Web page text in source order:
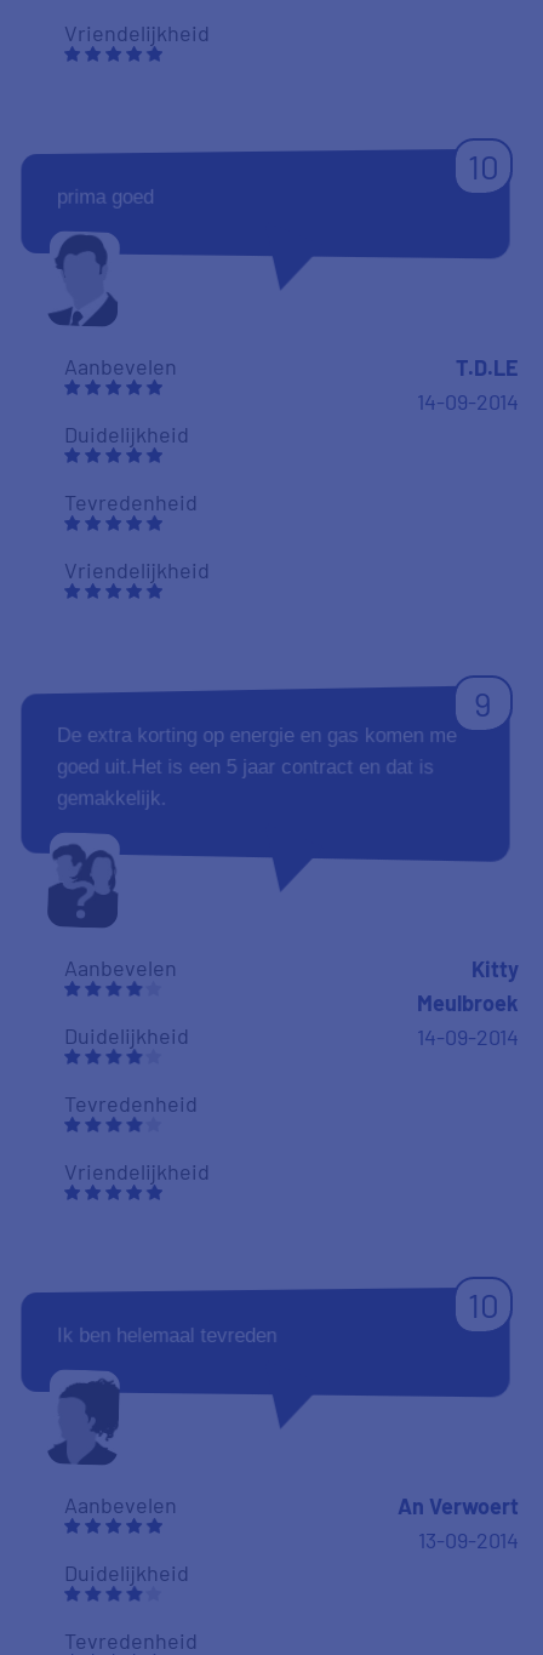
Vriendelijkheid
10
prima goed
Aanbevelen
Duidelijkheid
Tevredenheid
Vriendelijkheid
T.D.LE
14-09-2014
9
De extra korting op energie en gas komen me
goed uit.Het is een 5 jaar contract en dat is
gemakkelijk.
Aanbevelen
Duidelijkheid
Tevredenheid
Vriendelijkheid
Kitty
Meulbroek
14-09-2014
10
Ik ben helemaal tevreden
Aanbevelen
Duidelijkheid
Tevredenheid
An Verwoert
13-09-2014